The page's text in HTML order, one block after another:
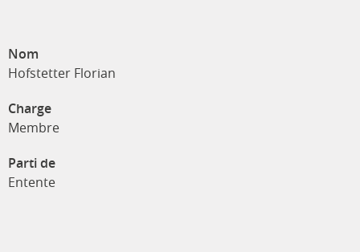
Nom
Hofstetter Florian
Charge
Membre
Parti de
Entente